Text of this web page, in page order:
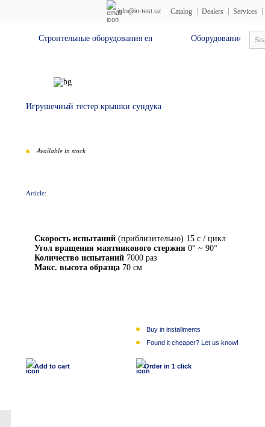
info@in-test.uz Catalog Dealers Services
Строительные оборудования en Оборудование en
Игрушечный тестер крышки сундука
Available in stock
Article:
Скорость испытаний (приблизительно) 15 с / цикл
Угол вращения маятникового стержня0° ~ 90°
Количество испытаний 7000 раз
Макс. высота образца70 см
Buy in installments
Found it cheaper? Let us know!
Add to cart Order in 1 click